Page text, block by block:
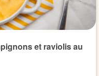
et raviolis au